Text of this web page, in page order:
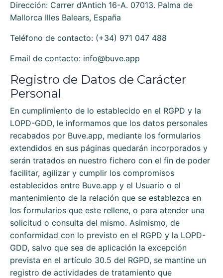
Dirección: Carrer d’Antich 16-A. 07013. Palma de
Mallorca Illes Balears, España
Teléfono de contacto: (+34) 971 047 488
Email de contacto: info@buve.app
Registro de Datos de Carácter
Personal
En cumplimiento de lo establecido en el RGPD y la
LOPD-GDD, le informamos que los datos personales
recabados por Buve.app, mediante los formularios
extendidos en sus páginas quedarán incorporados y
serán tratados en nuestro fichero con el fin de poder
facilitar, agilizar y cumplir los compromisos
establecidos entre Buve.app y el Usuario o el
mantenimiento de la relación que se establezca en
los formularios que este rellene, o para atender una
solicitud o consulta del mismo. Asimismo, de
conformidad con lo previsto en el RGPD y la LOPD-
GDD, salvo que sea de aplicación la excepción
prevista en el artículo 30.5 del RGPD, se mantine un
registro de actividades de tratamiento que